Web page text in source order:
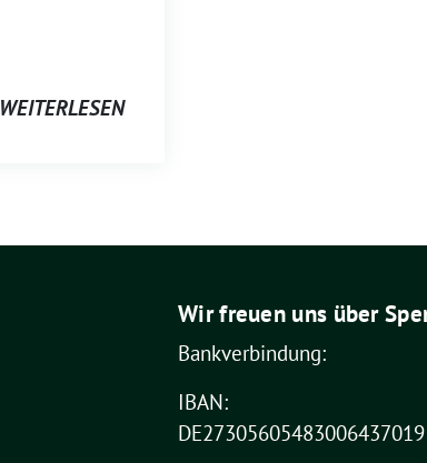
WEITERLESEN
Wir freuen uns über
Bankverbindung:
IBAN:
DE27305605483006437019